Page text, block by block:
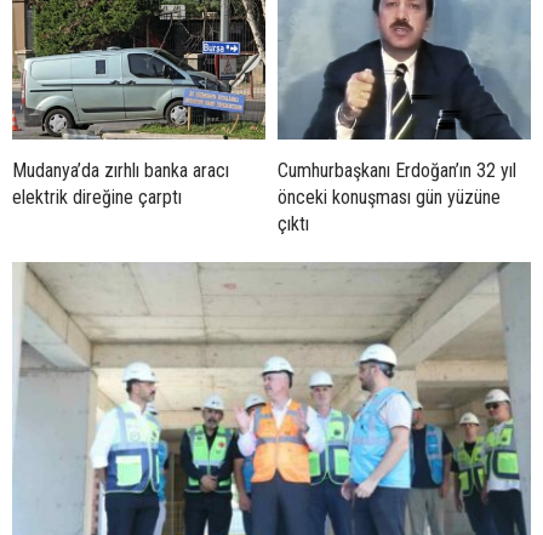
Mudanya’da zırhlı banka aracı
elektrik direğine çarptı
Cumhurbaşkanı Erdoğan’ın 32 yıl
önceki konuşması gün yüzüne
çıktı